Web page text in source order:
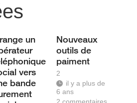
un
vers
bande
Nouveaux
outils de
paiment
2
il y a plus de
6 ans